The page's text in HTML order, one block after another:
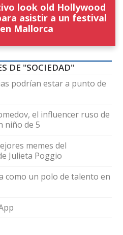
look old Hollywood
asistir a un festival
Mallorca
DE "SOCIEDAD"
podrían estar a punto de
el influencer ruso de
niño de 5
memes del
Julieta Poggio
como un polo de talento en